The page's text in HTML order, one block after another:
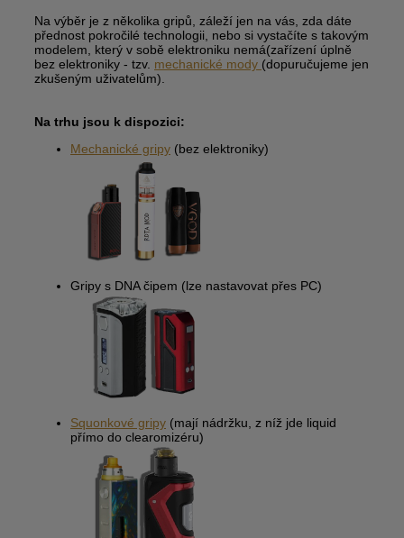
Na výběr je z několika gripů, záleží jen na vás, zda dáte
přednost pokročilé technologii, nebo si vystačíte s takovým
modelem, který v sobě elektroniku nemá(zařízení úplně
bez elektroniky - tzv. mechanické mody (dopuručujeme jen
zkušeným uživatelům).
Na trhu jsou k dispozici:
Mechanické gripy (bez elektroniky)
Gripy s DNA čipem (lze nastavovat přes PC)
Squonkové gripy (mají nádržku, z níž jde liquid
přímo do clearomizéru)